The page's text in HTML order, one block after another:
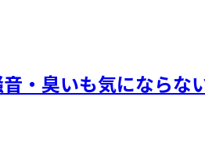
・臭いも気にならな